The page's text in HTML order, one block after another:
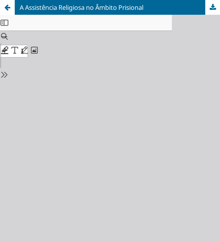
A Assistência Religiosa no Âmbito Prisional